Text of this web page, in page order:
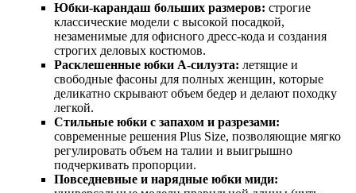
Юбки-карандаш больших размеров: строгие
классические модели с высокой посадкой,
незаменимые для офисного дресс-кода и создания
строгих деловых костюмов.
Расклешенные юбки А-силуэта: летящие и
свободные фасоны для полных женщин, которые
деликатно скрывают объем бедер и делают походку
легкой.
Стильные юбки с запахом и разрезами:
современные решения Plus Size, позволяющие мягко
регулировать объем на талии и выигрышно
подчеркивать пропорции.
Повседневные и нарядные юбки миди: